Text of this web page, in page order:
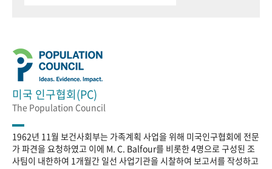
미국 인구협회(PC)
The Population Council
1962년 11월 보건사회부는 가족계획 사업을 위해 미국인구협회에 전문
가 파견을 요청하였고 이에 M. C. Balfour를 비롯한 4명으로 구성된 조
사팀이 내한하여 1개월간 일선 사업기관을 시찰하여 보고서를 작성하고